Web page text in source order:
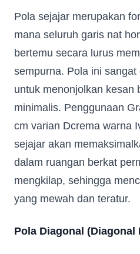
Pola sejajar merupakan
mana seluruh garis nat
bertemu secara lurus
sempurna. Pola ini
untuk menonjolkan kesan
minimalis. Penggunaan
cm varian Dcrema warna
sejajar akan
dalam ruangan berkat
mengkilap, sehingga
yang mewah dan teratur.
Pola Diagonal (Diagonal